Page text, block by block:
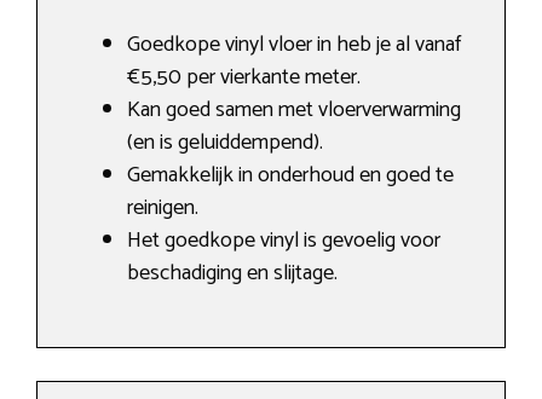
Goedkope vinyl vloer in heb je al vanaf
€5,50 per vierkante meter.
Kan goed samen met vloerverwarming
(en is geluiddempend).
Gemakkelijk in onderhoud en goed te
reinigen.
Het goedkope vinyl is gevoelig voor
beschadiging en slijtage.